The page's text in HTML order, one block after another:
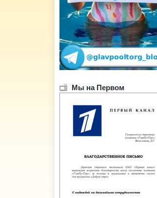
Мы на Первом